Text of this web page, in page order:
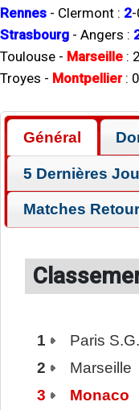
Rennes - Clermont : 2-
Strasbourg - Angers :
Toulouse - Marseille : 2
Troyes - Montpellier: 0
Général
5 Dernières
Matches
1
Paris S.G.
2
Marseille
3
Monaco